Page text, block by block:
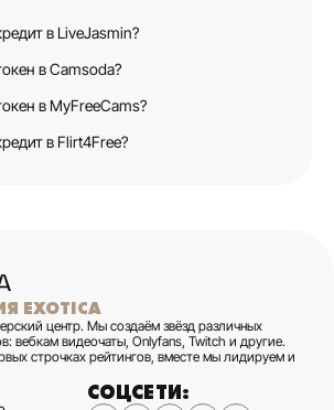
в LiveJasmin?
в Camsoda?
в MyFreeCams?
в Flirt4Free?
EXOTICA
центр. Мы создаём звёзд различных
вебкам видеочаты, Onlyfans, Twitch и другие.
строчках рейтингов, вместе мы лидируем и
СОЦСЕТИ: